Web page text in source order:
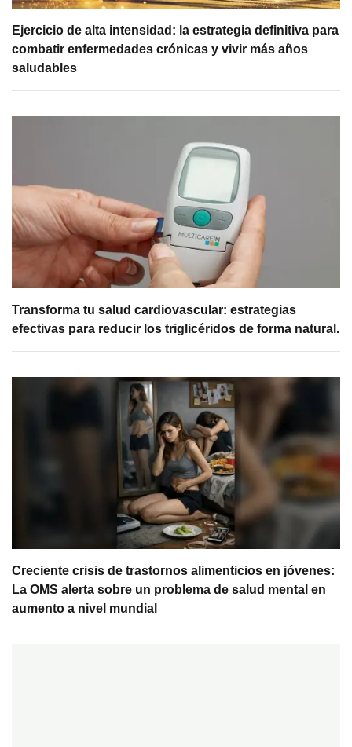
Ejercicio de alta intensidad: la estrategia definitiva para
combatir enfermedades crónicas y vivir más años
saludables
Transforma tu salud cardiovascular: estrategias
efectivas para reducir los triglicéridos de forma natural.
Creciente crisis de trastornos alimenticios en jóvenes:
La OMS alerta sobre un problema de salud mental en
aumento a nivel mundial